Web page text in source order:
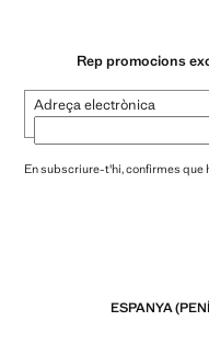
Rep promocions
Adreça electrònica
En subscriure-t'hi, confirmes que
ESPANYA